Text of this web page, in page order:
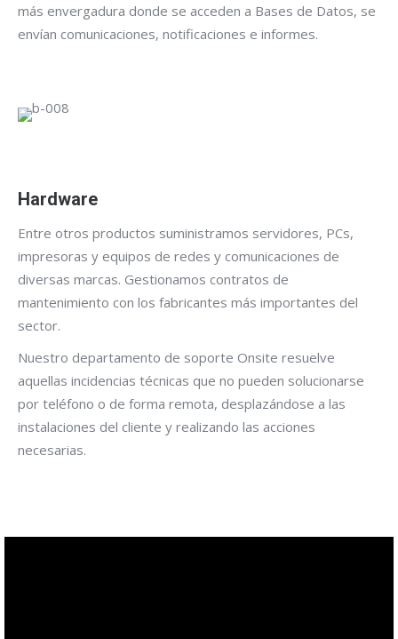
más envergadura donde se acceden a Bases de Datos, se
envían comunicaciones, notificaciones e informes.
Hardware
Entre otros productos suministramos servidores, PCs,
impresoras y equipos de redes y comunicaciones de
diversas marcas. Gestionamos contratos de
mantenimiento con los fabricantes más importantes del
sector.
Nuestro departamento de soporte Onsite resuelve
aquellas incidencias técnicas que no pueden solucionarse
por teléfono o de forma remota, desplazándose a las
instalaciones del cliente y realizando las acciones
necesarias.